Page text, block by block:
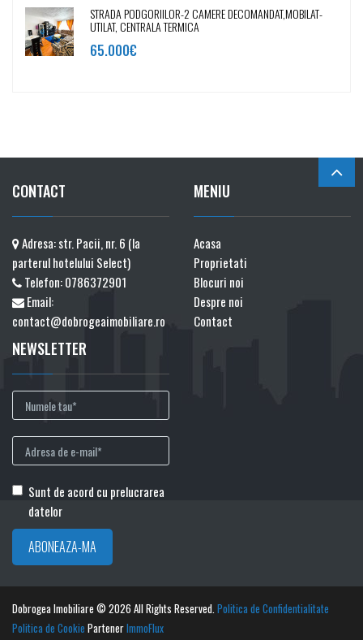
STRADA PODGORIILOR-2 CAMERE DECOMANDAT,MOBILAT-
UTILAT, CENTRALA TERMICA
65.000€
CONTACT
Adresa: str. Pacii, nr. 6 (la
parterul hotelului Select)
Telefon:0786372901
Email:
contact@dobrogeaimobiliare.ro
MENIU
Acasa
Proprietati
Blocuri noi
Despre noi
Contact
NEWSLETTER
Sunt de acord cu prelucrarea
datelor
Dobrogea Imobiliare © 2026 All Rights Reserved.Politica de Confidentialitate
Politica de Cookie PartenerImmoFlux